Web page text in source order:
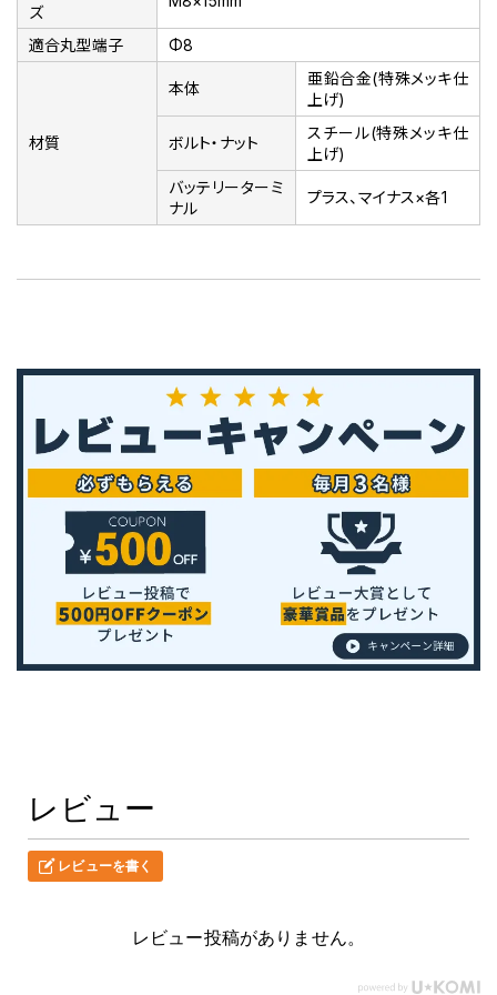
ズ
適合丸型端子 Φ8
材質
本体
亜鉛合金(特殊メッキ仕
上げ)
ボルト・ナット
スチール(特殊メッキ仕
上げ)
バッテリーターミ
ナル
プラス、マイナス×各1
レビュー
レビューを書く
レビュー投稿がありません。